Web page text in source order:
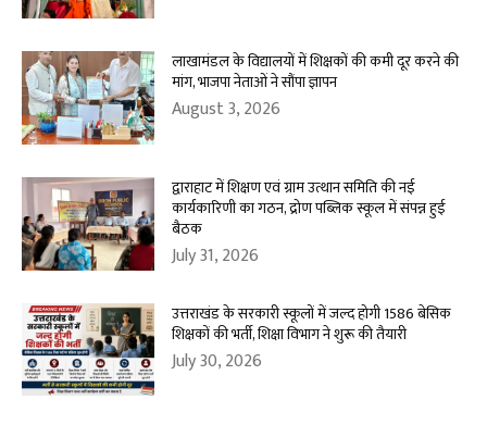
लाखामंडल के विद्यालयों में शिक्षकों की कमी दूर करने की
मांग, भाजपा नेताओं ने सौंपा ज्ञापन
August 3, 2026
द्वाराहाट में शिक्षण एवं ग्राम उत्थान समिति की नई
कार्यकारिणी का गठन, द्रोण पब्लिक स्कूल में संपन्न हुई
बैठक
July 31, 2026
उत्तराखंड के सरकारी स्कूलों में जल्द होगी 1586 बेसिक
शिक्षकों की भर्ती, शिक्षा विभाग ने शुरू की तैयारी
July 30, 2026